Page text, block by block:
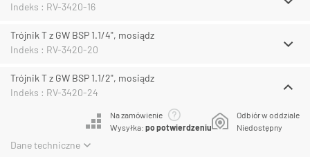
Indeks : RV-3420-16
Trójnik T z GW BSP 1.1/4", mosiądz
Indeks : RV-3420-20
Trójnik T z GW BSP 1.1/2", mosiądz
Indeks : RV-3420-24
Na zamówienie
Wysyłka: po potwierdzeniu
Odbiór w oddziale
Niedostępny
Dane techniczne